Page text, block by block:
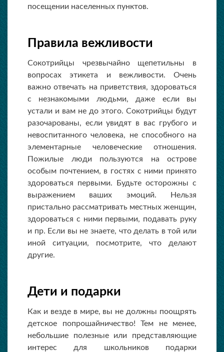
посещении населенных пунктов.
Правила вежливости
Сокотрийцы чрезвычайно щепетильны в
вопросах этикета и вежливости. Очень
важно отвечать на приветствия, здороваться
с незнакомыми людьми, даже если вы
устали и вам не до этого. Сокотрийцы будут
разочарованы, если увидят в вас грубого и
невоспитанного человека, не способного на
элементарные человеческие отношения.
Пожилые люди пользуются на острове
особым почтением, в гостях с ними принято
здороваться первыми. Будьте осторожны с
выражением ваших эмоций. Нельзя
пристально рассматривать местных женщин,
здороваться с ними первыми, подавать руку
и пр. Если вы не знаете, что делать в той или
иной ситуации, посмотрите, что делают
другие.
Дети и подарки
Как и везде в мире, вы не должны поощрять
детское попрошайничество! Тем не менее,
небольшие полезные или представляющие
интерес для школьников подарки